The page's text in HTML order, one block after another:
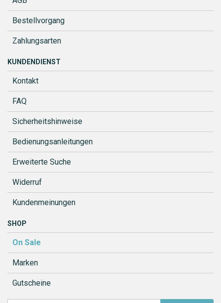
Bestellvorgang
Zahlungsarten
KUNDENDIENST
Kontakt
FAQ
Sicherheitshinweise
Bedienungsanleitungen
Erweiterte Suche
Widerruf
Kundenmeinungen
SHOP
On Sale
Marken
Gutscheine